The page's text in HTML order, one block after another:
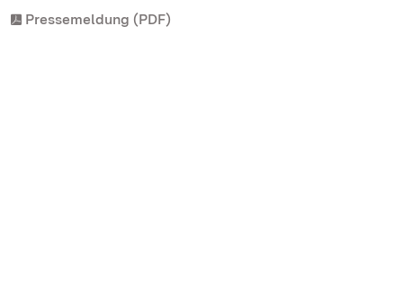
Pressemeldung (PDF)